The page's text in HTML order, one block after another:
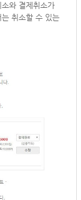
와 결제취소가
취소할 수 있는